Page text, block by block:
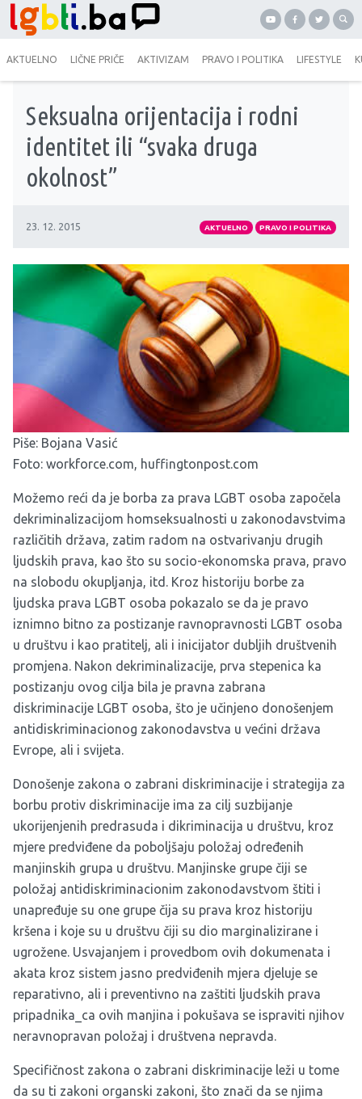
AKTUELNO LIČNE PRIČE AKTIVIZAM PRAVO I POLITIKA LIFESTYLE
Seksualna orijentacija i rodni
identitet ili “svaka druga
okolnost”
23. 12. 2015 AKTUELNO PRAVO I POLITIKA
Piše: Bojana Vasić
Foto: workforce.com, huffingtonpost.com
Možemo reći da je borba za prava LGBT osoba započela
dekriminalizacijom homseksualnosti u zakonodavstvima
različitih država, zatim radom na ostvarivanju drugih
ljudskih prava, kao što su socio-ekonomska prava, pravo
na slobodu okupljanja, itd. Kroz historiju borbe za
ljudska prava LGBT osoba pokazalo se da je pravo
iznimno bitno za postizanje ravnopravnosti LGBT osoba
u društvu i kao pratitelj, ali i inicijator dubljih društvenih
promjena. Nakon dekriminalizacije, prva stepenica ka
postizanju ovog cilja bila je pravna zabrana
diskriminacije LGBT osoba, što je učinjeno donošenjem
antidiskriminacionog zakonodavstva u većini država
Evrope, ali i svijeta.
Donošenje zakona o zabrani diskriminacije i strategija za
borbu protiv diskriminacije ima za cilj suzbijanje
ukorijenjenih predrasuda i dikriminacija u društvu, kroz
mjere predviđene da poboljšaju položaj određenih
manjinskih grupa u društvu. Manjinske grupe čiji se
položaj antidiskriminacionim zakonodavstvom štiti i
unapređuje su one grupe čija su prava kroz historiju
kršena i koje su u društvu čiji su dio marginalizirane i
ugrožene. Usvajanjem i provedbom ovih dokumenata i
akata kroz sistem jasno predviđenih mjera djeluje se
reparativno, ali i preventivno na zaštiti ljudskih prava
pripadnika_ca ovih manjina i pokušava se ispraviti njihov
neravnopravan položaj i društvena nepravda.
Specifičnost zakona o zabrani diskriminacije leži u tome
da su ti zakoni organski zakoni, što znači da se njima